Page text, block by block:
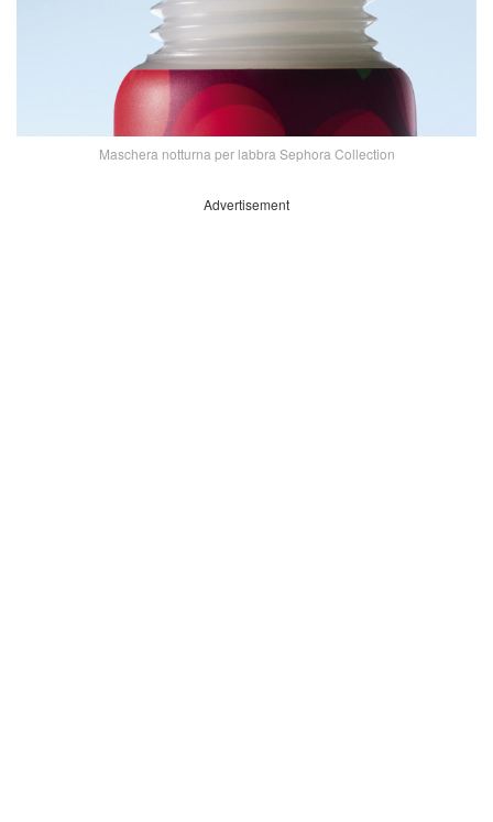
Maschera notturna per labbra Sephora Collection
Advertisement